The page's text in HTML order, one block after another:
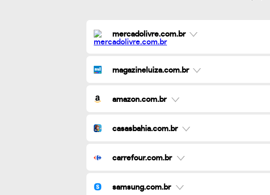
mercadolivre.com.br
magazineluiza.com.br
amazon.com.br
casasbahia.com.br
carrefour.com.br
samsung.com.br